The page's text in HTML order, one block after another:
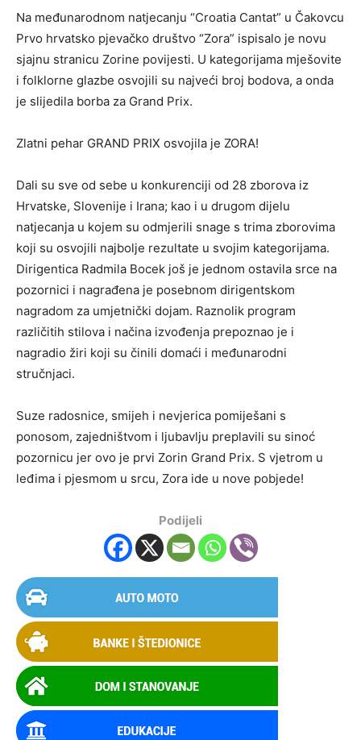
Na međunarodnom natjecanju “Croatia Cantat” u Čakovcu
Prvo hrvatsko pjevačko društvo “Zora” ispisalo je novu
sjajnu stranicu Zorine povijesti. U kategorijama mješovite
i folklorne glazbe osvojili su najveći broj bodova, a onda
je slijedila borba za Grand Prix.
Zlatni pehar GRAND PRIX osvojila je ZORA!
Dali su sve od sebe u konkurenciji od 28 zborova iz
Hrvatske, Slovenije i Irana; kao i u drugom dijelu
natjecanja u kojem su odmjerili snage s trima zborovima
koji su osvojili najbolje rezultate u svojim kategorijama.
Dirigentica Radmila Bocek još je jednom ostavila srce na
pozornici i nagrađena je posebnom dirigentskom
nagradom za umjetnički dojam. Raznolik program
različitih stilova i načina izvođenja prepoznao je i
nagradio žiri koji su činili domaći i međunarodni
stručnjaci.
Suze radosnice, smijeh i nevjerica pomiješani s
ponosom, zajedništvom i ljubavlju preplavili su sinoć
pozornicu jer ovo je prvi Zorin Grand Prix. S vjetrom u
leđima i pjesmom u srcu, Zora ide u nove pobjede!
Podijeli